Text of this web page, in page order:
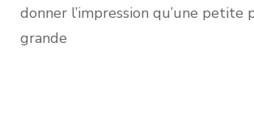
donner l’impression qu’une petite
grande